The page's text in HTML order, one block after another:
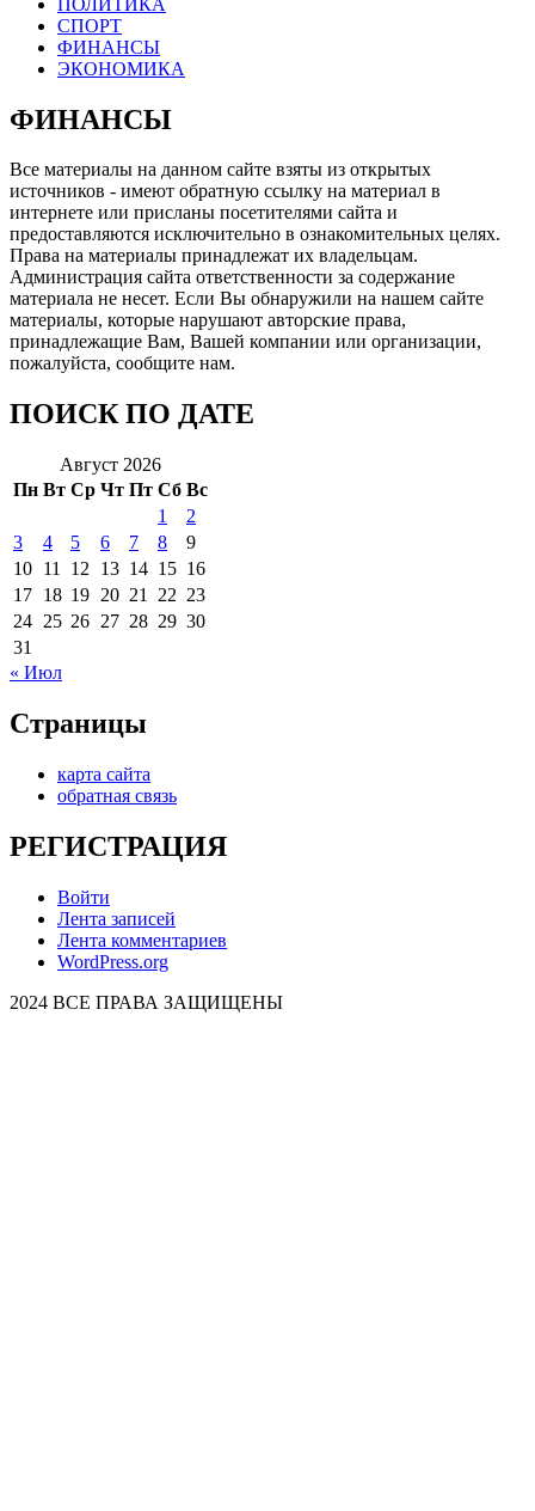
СПОРТ
ФИНАНСЫ
ЭКОНОМИКА
ФИНАНСЫ
Все материалы на данном сайте взяты из открытых
источников - имеют обратную ссылку на материал в
интернете или присланы посетителями сайта и
предоставляются исключительно в ознакомительных целях.
Права на материалы принадлежат их владельцам.
Администрация сайта ответственности за содержание
материала не несет. Если Вы обнаружили на нашем сайте
материалы, которые нарушают авторские права,
принадлежащие Вам, Вашей компании или организации,
пожалуйста, сообщите нам.
ПОИСК ПО ДАТЕ
Август 2026
Пн Вт Ср Чт Пт Сб Вс
1
2
3
4 5 6 7 8
9
10 11 12 13 14 15 16
17 18 19 20 21 22 23
24 25 26 27 28 29 30
31
« Июл
Страницы
карта сайта
обратная связь
РЕГИСТРАЦИЯ
Войти
Лента записей
Лента комментариев
WordPress.org
2024 ВСЕ ПРАВА ЗАЩИЩЕНЫ